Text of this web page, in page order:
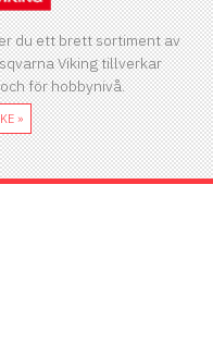
du ett brett sortiment av
Viking tillverkar
för hobbynivå.
»